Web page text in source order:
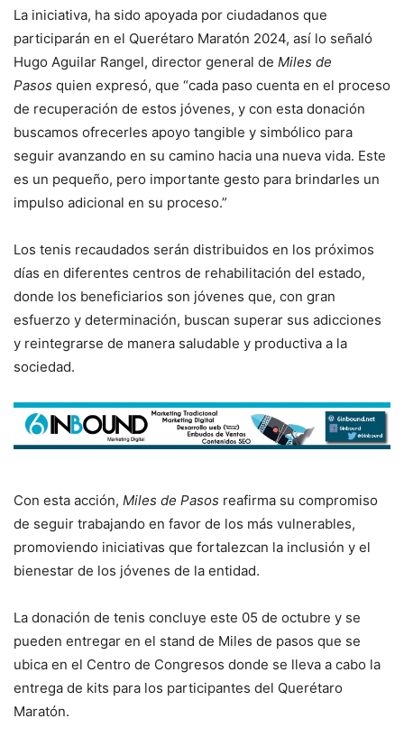
La iniciativa, ha sido apoyada por ciudadanos que
participarán en el Querétaro Maratón 2024, así lo señaló
Hugo Aguilar Rangel, director general de Miles de
Pasos quien expresó, que “cada paso cuenta en el proceso
de recuperación de estos jóvenes, y con esta donación
buscamos ofrecerles apoyo tangible y simbólico para
seguir avanzando en su camino hacia una nueva vida. Este
es un pequeño, pero importante gesto para brindarles un
impulso adicional en su proceso.”
Los tenis recaudados serán distribuidos en los próximos
días en diferentes centros de rehabilitación del estado,
donde los beneficiarios son jóvenes que, con gran
esfuerzo y determinación, buscan superar sus adicciones
y reintegrarse de manera saludable y productiva a la
sociedad.
Con esta acción, Miles de Pasos reafirma su compromiso
de seguir trabajando en favor de los más vulnerables,
promoviendo iniciativas que fortalezcan la inclusión y el
bienestar de los jóvenes de la entidad.
La donación de tenis concluye este 05 de octubre y se
pueden entregar en el stand de Miles de pasos que se
ubica en el Centro de Congresos donde se lleva a cabo la
entrega de kits para los participantes del Querétaro
Maratón.